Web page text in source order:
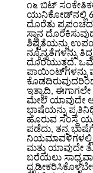
೧೬ ಬಿಟ್‌
ಯುನಿಕೋಡ್‌ನಲ್ಲಿ
ದೊರೆತು
ಸ್ಥಾನ
ಶಿಷ್ಟತೆಯನ್ನು
ನ್ಯೂನ್ಯತೆಗಳನ್ನು
ದೊರೆಯುತ್ತದೆ.
ಪಾಯಿಂಟ್‌ಗಳನ್ನು
ಇತ್ಯಾದಿ,
ಮೇಲೆ ಯಾವುದೇ
ಭಾಷೆಯನ್ನು
ಹೊರುವ ಸಂಸ್ಥೆ
ಪಡೆದು, ತನ್ನ
ನಿಯಮಾವಳಿಗಳಲ್ಲಿ
ಮತ್ತು ಯಾವುದೇ
ಬರೆಯಲು